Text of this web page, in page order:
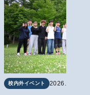
校内外イベント 2026.07.14